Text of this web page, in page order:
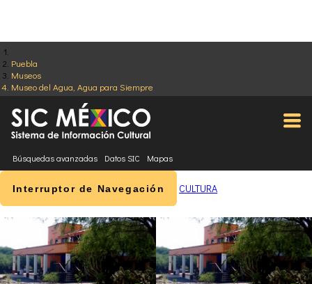
Puebla
Museos
Museo del Agua, Agua para Siempre
Búsquedas avanzadas Datos SIC Mapas
Interruptor de Navegación CULTURA